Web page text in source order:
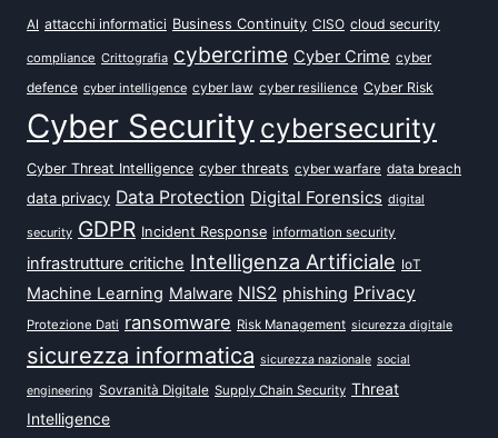
AI attacchi informatici Business Continuity CISO cloud security
compliance Crittografia cybercrime Cyber Crime cyber
defence cyber intelligence cyber law cyber resilience Cyber Risk
Cyber Security cybersecurity
Cyber Threat Intelligence cyber threats cyber warfare data breach
data privacy Data Protection Digital Forensics digital
security GDPR Incident Response information security
infrastrutture critiche Intelligenza Artificiale IoT
Machine Learning Malware NIS2 phishing Privacy
Protezione Dati ransomware Risk Management sicurezza digitale
sicurezza informatica sicurezza nazionale social
engineering Sovranità Digitale Supply Chain Security Threat
Intelligence